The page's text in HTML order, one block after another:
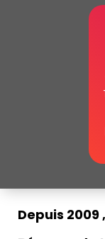
Depuis